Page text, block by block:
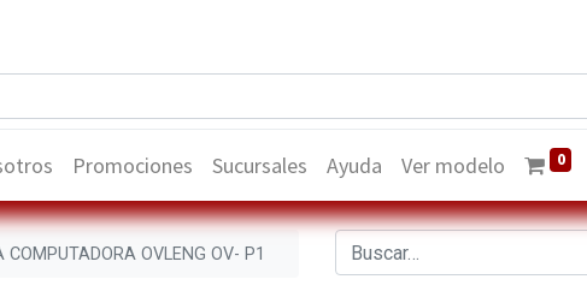
Promociones Sucursales Ayuda Ver modelo 0
COMPUTADORA OVLENG OV- P1